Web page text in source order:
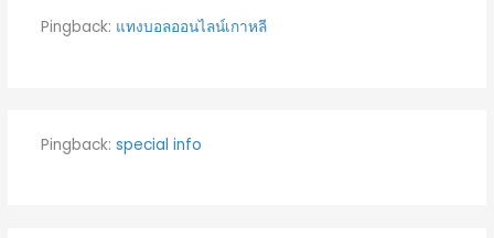
Pingback: แทงบอลออนไลน์เกาหลี
Pingback: special info